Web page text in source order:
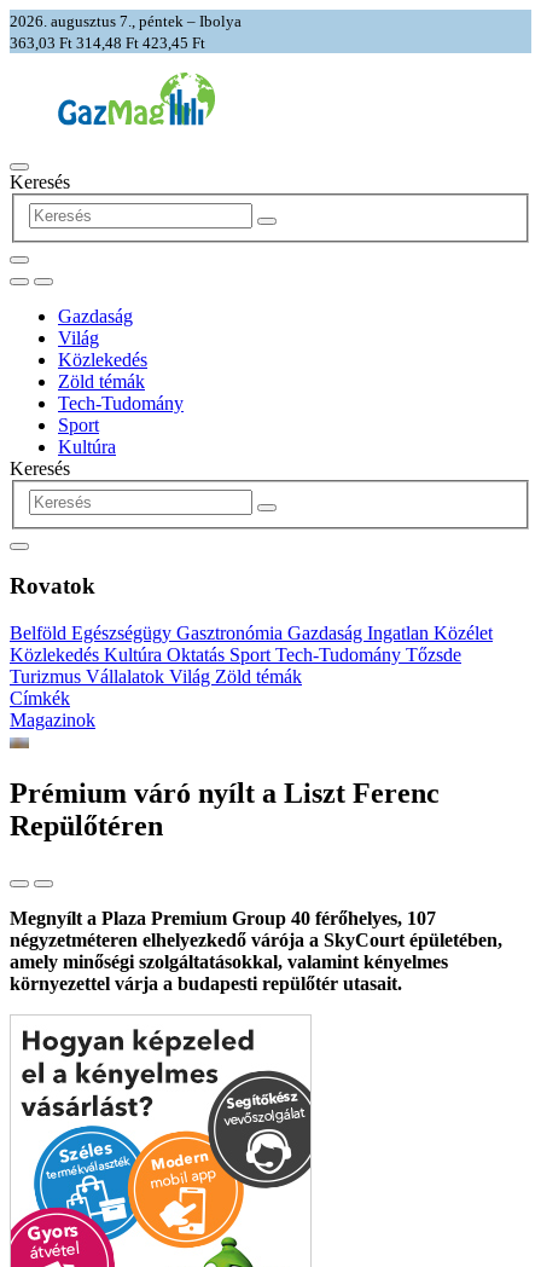
2026. augusztus 7., péntek – Ibolya
363,03 Ft 314,48 Ft 423,45 Ft
Keresés
Gazdaság
Világ
Közlekedés
Zöld témák
Tech-Tudomány
Sport
Kultúra
Keresés
Rovatok
Belföld Egészségügy Gasztronómia Gazdaság Ingatlan Közélet
Közlekedés Kultúra Oktatás Sport Tech-Tudomány Tőzsde
Turizmus Vállalatok Világ Zöld témák
Címkék
Magazinok
Prémium váró nyílt a Liszt Ferenc
Repülőtéren
Megnyílt a Plaza Premium Group 40 férőhelyes, 107
négyzetméteren elhelyezkedő várója a SkyCourt épületében,
amely minőségi szolgáltatásokkal, valamint kényelmes
környezettel várja a budapesti repülőtér utasait.